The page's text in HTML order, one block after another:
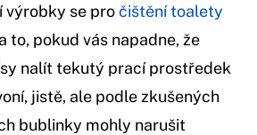
výrobky se pročištění toalety
to, pokud vás napadne, že
nalít tekutý prací prostředek
jistě, ale podle zkušených
bublinky mohly narušit